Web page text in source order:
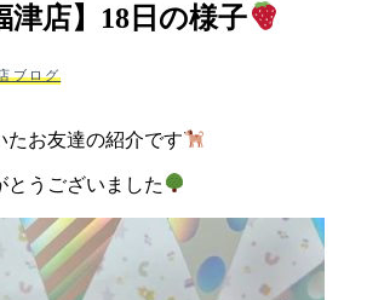
津店】18日の様子
ブログ
たお友達の紹介です
とうございました